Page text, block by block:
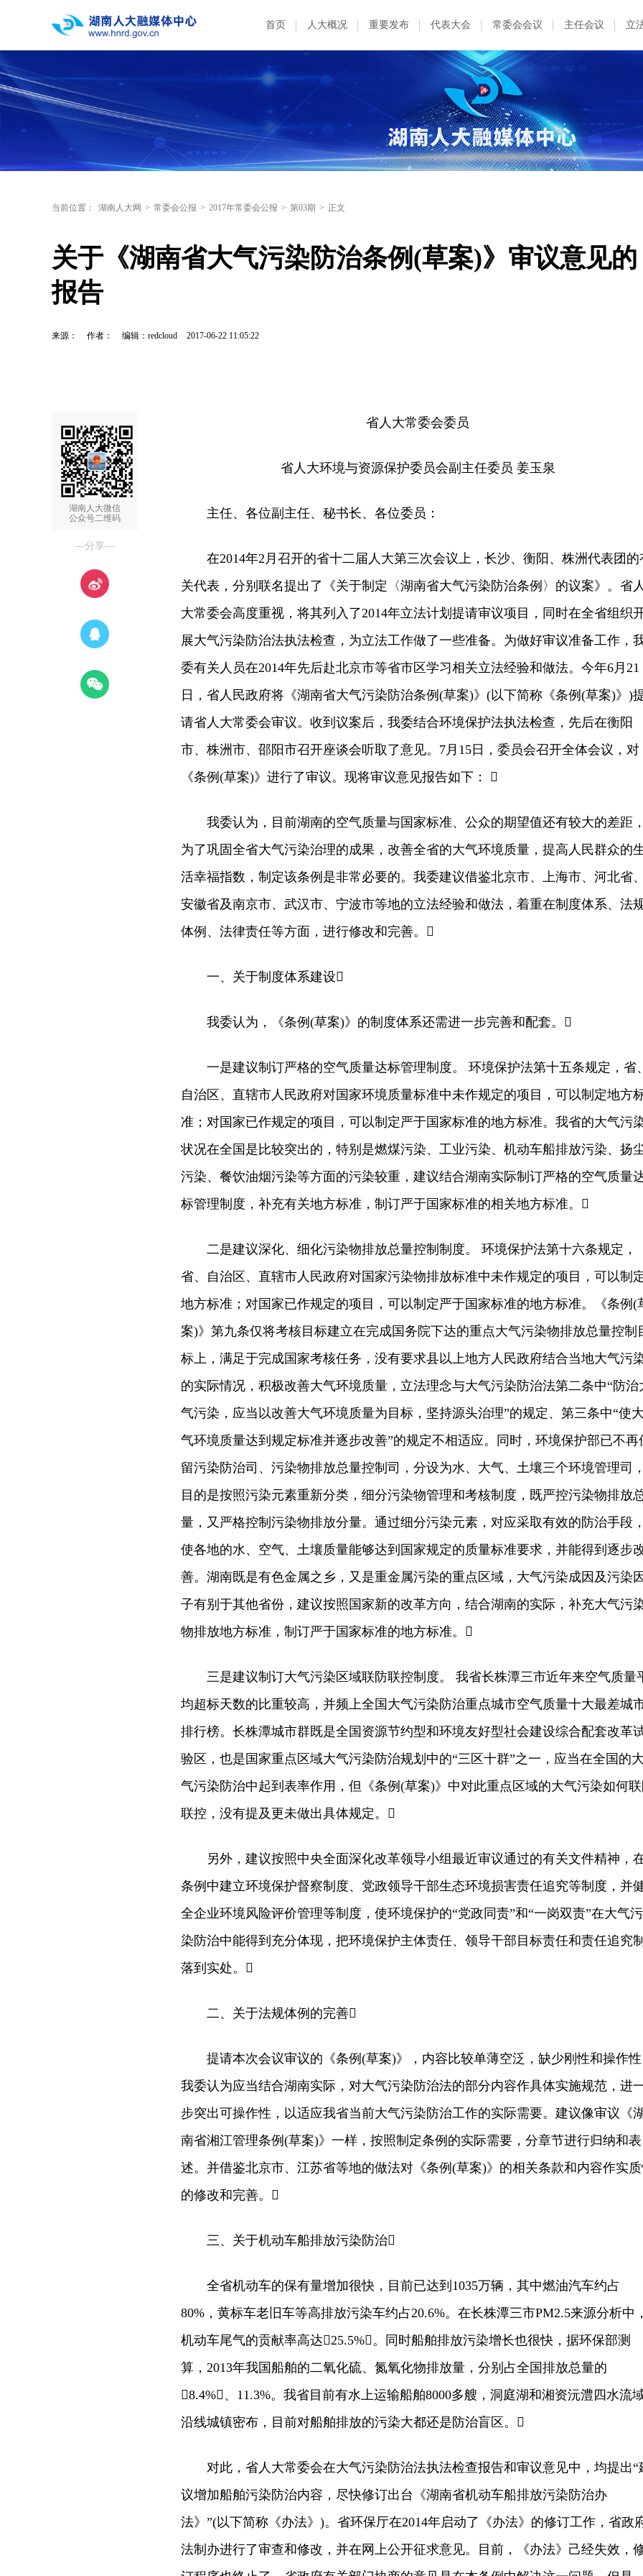
首页 人大概况 重要发布 代表大会 常委会会议 主任会议 立
当前位置： 湖南人大网 > 常委会公报 > 2017年常委会公报 > 第03期 > 正文
关于《湖南省大气污染防治条例(草案)》审议意见的
报告
来源： 作者： 编辑：redcloud 2017-06-22 11:05:22
湖南人大微信
公众号二维码
—分享—
省人大常委会委员
省人大环境与资源保护委员会副主任委员 姜玉泉
主任、各位副主任、秘书长、各位委员：
在2014年2月召开的省十二届人大第三次会议上，长沙、衡阳、株洲代表团的
关代表，分别联名提出了《关于制定〈湖南省大气污染防治条例〉的议案》。省人
大常委会高度重视，将其列入了2014年立法计划提请审议项目，同时在全省组织
展大气污染防治法执法检查，为立法工作做了一些准备。为做好审议准备工作，
委有关人员在2014年先后赴北京市等省市区学习相关立法经验和做法。今年6月21
日，省人民政府将《湖南省大气污染防治条例(草案)》(以下简称《条例(草案)》)
请省人大常委会审议。收到议案后，我委结合环境保护法执法检查，先后在衡阳
市、株洲市、邵阳市召开座谈会听取了意见。7月15日，委员会召开全体会议，对
《条例(草案)》进行了审议。现将审议意见报告如下： 
我委认为，目前湖南的空气质量与国家标准、公众的期望值还有较大的差距，
为了巩固全省大气污染治理的成果，改善全省的大气环境质量，提高人民群众的
活幸福指数，制定该条例是非常必要的。我委建议借鉴北京市、上海市、河北省、
安徽省及南京市、武汉市、宁波市等地的立法经验和做法，着重在制度体系、法
体例、法律责任等方面，进行修改和完善。
一、关于制度体系建设
我委认为，《条例(草案)》的制度体系还需进一步完善和配套。
一是建议制订严格的空气质量达标管理制度。 环境保护法第十五条规定，省、
自治区、直辖市人民政府对国家环境质量标准中未作规定的项目，可以制定地方
准；对国家已作规定的项目，可以制定严于国家标准的地方标准。我省的大气污
状况在全国是比较突出的，特别是燃煤污染、工业污染、机动车船排放污染、扬
污染、餐饮油烟污染等方面的污染较重，建议结合湖南实际制订严格的空气质量
标管理制度，补充有关地方标准，制订严于国家标准的相关地方标准。
二是建议深化、细化污染物排放总量控制制度。 环境保护法第十六条规定，
省、自治区、直辖市人民政府对国家污染物排放标准中未作规定的项目，可以制
地方标准；对国家已作规定的项目，可以制定严于国家标准的地方标准。《条例(
案)》第九条仅将考核目标建立在完成国务院下达的重点大气污染物排放总量控制
标上，满足于完成国家考核任务，没有要求县以上地方人民政府结合当地大气污
的实际情况，积极改善大气环境质量，立法理念与大气污染防治法第二条中“防治
气污染，应当以改善大气环境质量为目标，坚持源头治理”的规定、第三条中“使大
气环境质量达到规定标准并逐步改善”的规定不相适应。同时，环境保护部已不再
留污染防治司、污染物排放总量控制司，分设为水、大气、土壤三个环境管理司，
目的是按照污染元素重新分类，细分污染物管理和考核制度，既严控污染物排放
量，又严格控制污染物排放分量。通过细分污染元素，对应采取有效的防治手段，
使各地的水、空气、土壤质量能够达到国家规定的质量标准要求，并能得到逐步
善。湖南既是有色金属之乡，又是重金属污染的重点区域，大气污染成因及污染因
子有别于其他省份，建议按照国家新的改革方向，结合湖南的实际，补充大气污
物排放地方标准，制订严于国家标准的地方标准。
三是建议制订大气污染区域联防联控制度。 我省长株潭三市近年来空气质量
均超标天数的比重较高，并频上全国大气污染防治重点城市空气质量十大最差城
排行榜。长株潭城市群既是全国资源节约型和环境友好型社会建设综合配套改革
验区，也是国家重点区域大气污染防治规划中的“三区十群”之一，应当在全国的大
气污染防治中起到表率作用，但《条例(草案)》中对此重点区域的大气污染如何
联控，没有提及更未做出具体规定。
另外，建议按照中央全面深化改革领导小组最近审议通过的有关文件精神，
条例中建立环境保护督察制度、党政领导干部生态环境损害责任追究等制度，并
全企业环境风险评价管理等制度，使环境保护的“党政同责”和“一岗双责”在大气污
染防治中能得到充分体现，把环境保护主体责任、领导干部目标责任和责任追究制
落到实处。
二、关于法规体例的完善
提请本次会议审议的《条例(草案)》，内容比较单薄空泛，缺少刚性和操作性
我委认为应当结合湖南实际，对大气污染防治法的部分内容作具体实施规范，进
步突出可操作性，以适应我省当前大气污染防治工作的实际需要。建议像审议《
南省湘江管理条例(草案)》一样，按照制定条例的实际需要，分章节进行归纳和表
述。并借鉴北京市、江苏省等地的做法对《条例(草案)》的相关条款和内容作实
的修改和完善。
三、关于机动车船排放污染防治
全省机动车的保有量增加很快，目前已达到1035万辆，其中燃油汽车约占
80%，黄标车老旧车等高排放污染车约占20.6%。在长株潭三市PM2.5来源分析中，
机动车尾气的贡献率高达25.5%。同时船舶排放污染增长也很快，据环保部测
算，2013年我国船舶的二氧化硫、氮氧化物排放量，分别占全国排放总量的
8.4%、11.3%。我省目前有水上运输船舶8000多艘，洞庭湖和湘资沅澧四水流
沿线城镇密布，目前对船舶排放的污染大都还是防治盲区。
对此，省人大常委会在大气污染防治法执法检查报告和审议意见中，均提出“
议增加船舶污染防治内容，尽快修订出台《湖南省机动车船排放污染防治办
法》”(以下简称《办法》)。省环保厅在2014年启动了《办法》的修订工作，省政
法制办进行了审查和修改，并在网上公开征求意见。目前，《办法》己经失效，